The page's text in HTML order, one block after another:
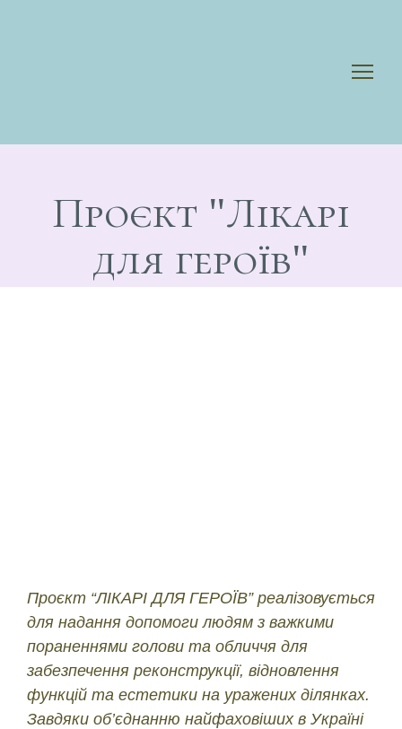
Проєкт "Лікарі
для героїв"
Проєкт “ЛІКАРІ ДЛЯ ГЕРОЇВ” реалізовується
для надання допомоги людям з важкими
пораненнями голови та обличчя для
забезпечення реконструкції, відновлення
функцій та естетики на уражених ділянках.
Завдяки об’єднанню найфаховіших в Україні